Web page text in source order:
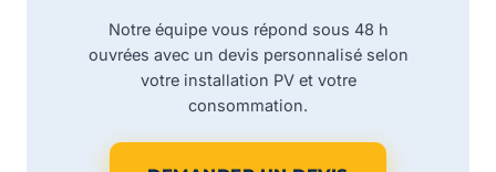
Notre équipe vous répond sous 48 h
ouvrées avec un devis personnalisé selon
votre installation PV et votre
consommation.